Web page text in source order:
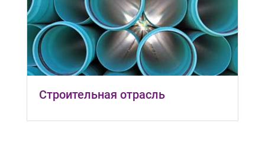
Строительная отрасль